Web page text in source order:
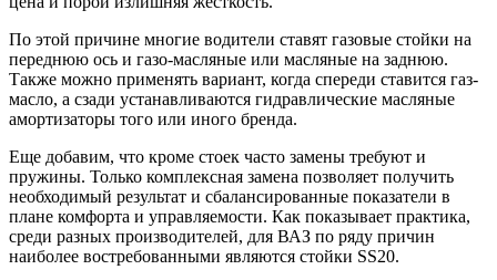
По этой причине многие водители ставят газовые стойки на
переднюю ось и газо-масляные или масляные на заднюю.
Также можно применять вариант, когда спереди ставится газ-
масло, а сзади устанавливаются гидравлические масляные
амортизаторы того или иного бренда.
Еще добавим, что кроме стоек часто замены требуют и
пружины. Только комплексная замена позволяет получить
необходимый результат и сбалансированные показатели в
плане комфорта и управляемости. Как показывает практика,
среди разных производителей, для ВАЗ по ряду причин
наиболее востребованными являются стойки SS20.